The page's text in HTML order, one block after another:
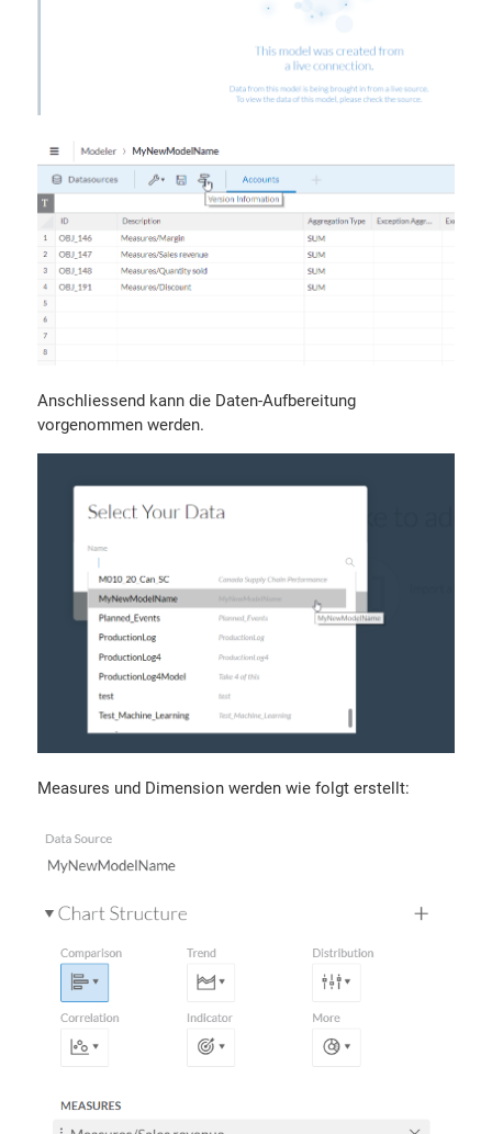
Anschliessend kann die Daten-Aufbereitung
vorgenommen werden.
Measures und Dimension werden wie folgt erstellt: